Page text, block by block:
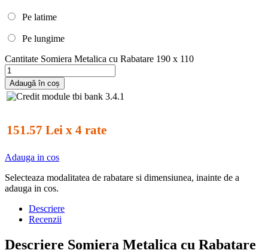
Pe latime
Pe lungime
Cantitate Somiera Metalica cu Rabatare 190 x 110
Adaugă în coș
151.57 Lei x 4 rate
Adauga in cos
Selecteaza modalitatea de rabatare si dimensiunea, inainte de a
adauga in cos.
Descriere
Recenzii
Descriere Somiera Metalica cu Rabatare